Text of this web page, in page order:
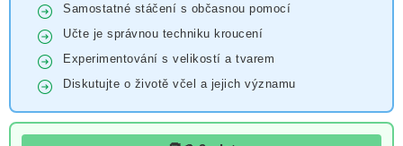
Samostatné stáčení s občasnou pomocí
Učte je správnou techniku kroucení
Experimentování s velikostí a tvarem
Diskutujte o životě včel a jejich významu